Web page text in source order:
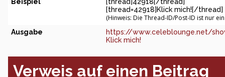
[thread=42918]Klick mich![/thread]
(Hinweis: Die Thread-ID/Post-ID ist nur
Ausgabe
https://www.celeblounge.net/
Klick mich!
Verweis auf einen Beitrag